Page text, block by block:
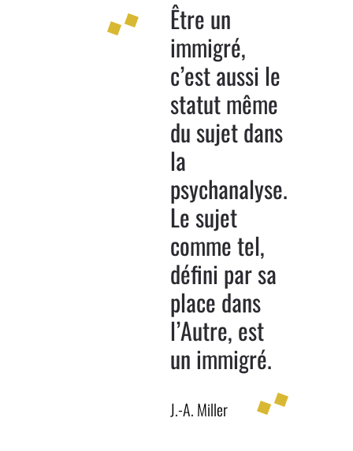
Être un
immigré,
c’est aussi le
statut même
du sujet dans
la
psychanalyse.
Le sujet
comme tel,
défini par sa
place dans
l’Autre, est
un immigré.
J.-A. Miller